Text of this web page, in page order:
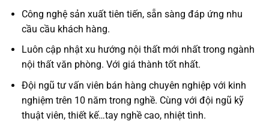
Công nghệ sản xuất tiên tiến, sẵn sàng đáp ứng nhu
cầu cầu khách hàng.
Luôn cập nhật xu hướng nội thất mới nhất trong ngành
nội thất văn phòng. Với giá thành tốt nhất.
Đội ngũ tư vấn viên bán hàng chuyên nghiệp với kinh
nghiệm trên 10 năm trong nghề. Cùng với đội ngũ kỹ
thuật viên, thiết kế…tay nghề cao, nhiệt tình.